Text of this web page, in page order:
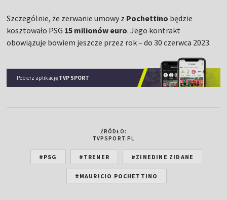
Szczególnie, że zerwanie umowy z Pochettino będzie
kosztowało PSG 15 milionów euro. Jego kontrakt
obowiązuje bowiem jeszcze przez rok – do 30 czerwca 2023.
Pobierz aplikację TVP SPORT
ŹRÓDŁO:
TVPSPORT.PL
#PSG #TRENER #ZINEDINE ZIDANE
#MAURICIO POCHETTINO